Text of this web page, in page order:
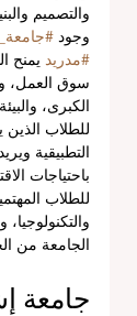
والتصميم
وجود
#مدريد يمنح
سوق العمل،
الكبرى،
للطلاب
التطبيقية
باحتياجات
للطلاب
الجامعة من
جامعة